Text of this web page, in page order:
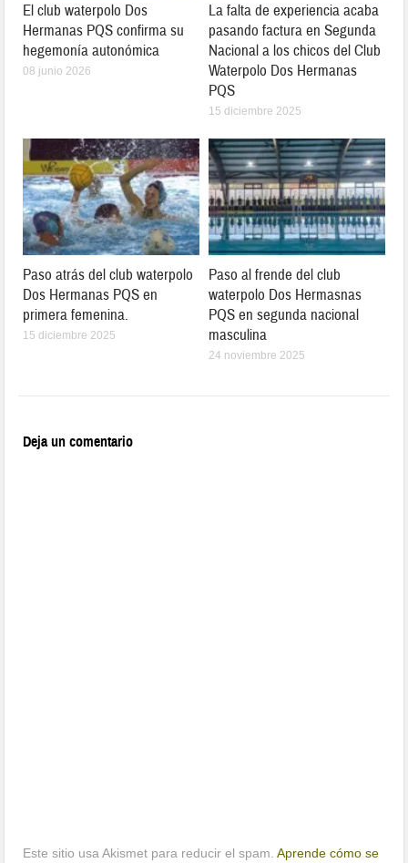
El club waterpolo Dos
Hermanas PQS confirma su
hegemonía autonómica
08 junio 2026
La falta de experiencia acaba
pasando factura en Segunda
Nacional a los chicos del Club
Waterpolo Dos Hermanas
PQS
15 diciembre 2025
Paso atrás del club waterpolo
Dos Hermanas PQS en
primera femenina.
15 diciembre 2025
Paso al frende del club
waterpolo Dos Hermasnas
PQS en segunda nacional
masculina
24 noviembre 2025
Deja un comentario
Este sitio usa Akismet para reducir el spam.Aprende cómo se